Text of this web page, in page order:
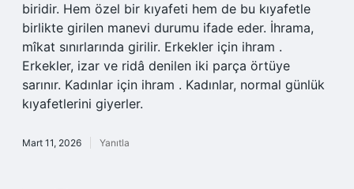
biridir. Hem özel bir kıyafeti hem de bu kıyafetle
birlikte girilen manevi durumu ifade eder. İhrama,
mîkat sınırlarında girilir. Erkekler için ihram .
Erkekler, izar ve ridâ denilen iki parça örtüye
sarınır. Kadınlar için ihram . Kadınlar, normal günlük
kıyafetlerini giyerler.
Mart 11, 2026 Yanıtla